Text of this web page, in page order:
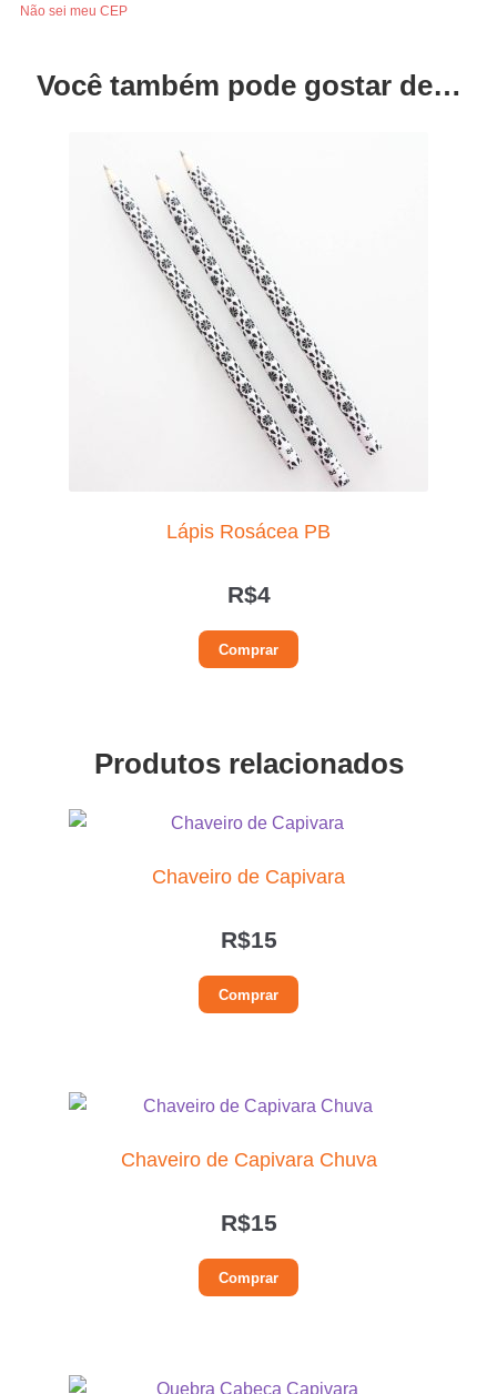
Não sei meu CEP
Você também pode gostar de…
Lápis Rosácea PB
R$4
Comprar
Produtos relacionados
Chaveiro de Capivara
R$15
Comprar
Chaveiro de Capivara Chuva
R$15
Comprar